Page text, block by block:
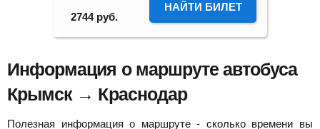
2744 руб.
НАЙТИ БИЛЕТ
Информация о маршруте автобуса
Крымск → Краснодар
Полезная информация о маршруте - сколько времени вы